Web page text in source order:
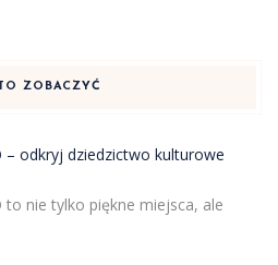
ZOBACZYĆ
– odkryj dziedzictwo kulturowe
to nie tylko piękne miejsca, ale